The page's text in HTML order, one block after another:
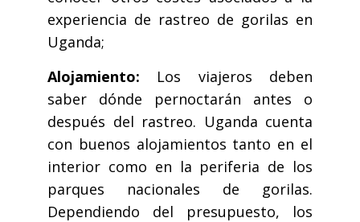
experiencia de rastreo de gorilas en
Uganda;
Alojamiento: Los viajeros deben
saber dónde pernoctarán antes o
después del rastreo. Uganda cuenta
con buenos alojamientos tanto en el
interior como en la periferia de los
parques nacionales de gorilas.
Dependiendo del presupuesto, los